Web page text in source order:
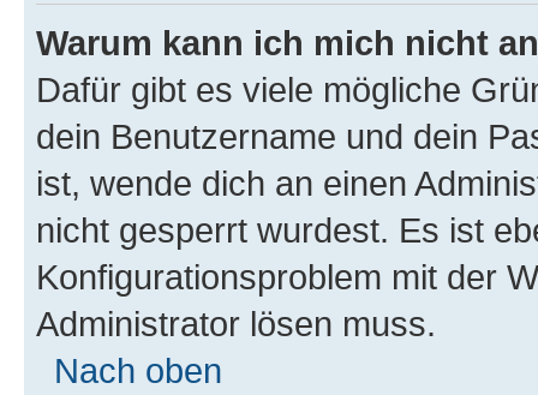
Warum kann ich mich nicht
Dafür gibt es viele mögliche
dein Benutzername und dein
ist, wende dich an einen
nicht gesperrt wurdest. Es ist
Konfigurationsproblem mit der
Administrator lösen muss.
Nach oben